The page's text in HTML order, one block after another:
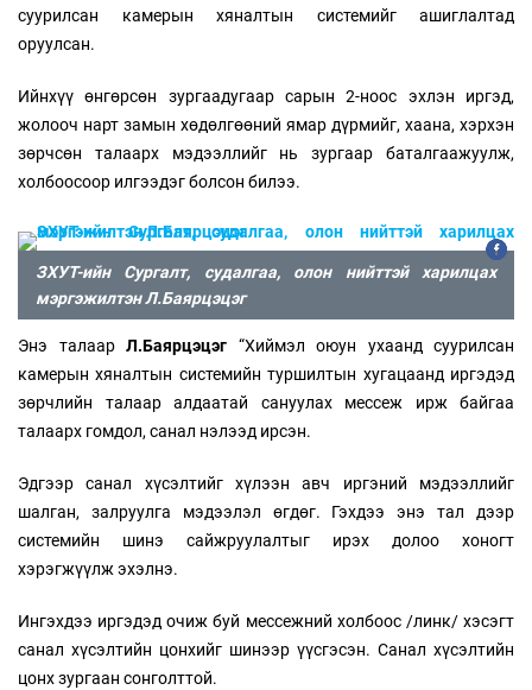
суурилсан камерын хяналтын системийг ашиглалтад
оруулсан.
Ийнхүү өнгөрсөн зургаадугаар сарын 2-ноос эхлэн иргэд,
жолооч нарт замын хөдөлгөөний ямар дүрмийг, хаана, хэрхэн
зөрчсөн талаарх мэдээллийг нь зургаар баталгаажуулж,
холбоосоор илгээдэг болсон билээ.
ЗХУТ-ийн Сургалт, судалгаа, олон нийттэй харилцах
мэргэжилтэн Л.Баярцэцэг
Энэ талаарЛ.Баярцэцэг “Хиймэл оюун ухаанд суурилсан
камерын хяналтын системийн туршилтын хугацаанд иргэдэд
зөрчлийн талаар алдаатай сануулах мессеж ирж байгаа
талаарх гомдол, санал нэлээд ирсэн.
Эдгээр санал хүсэлтийг хүлээн авч иргэний мэдээллийг
шалган, залруулга мэдээлэл өгдөг. Гэхдээ энэ тал дээр
системийн шинэ сайжруулалтыг ирэх долоо хоногт
хэрэгжүүлж эхэлнэ.
Ингэхдээ иргэдэд очиж буй мессежний холбоос /линк/ хэсэгт
санал хүсэлтийн цонхийг шинээр үүсгэсэн. Санал хүсэлтийн
цонх зургаан сонголттой.